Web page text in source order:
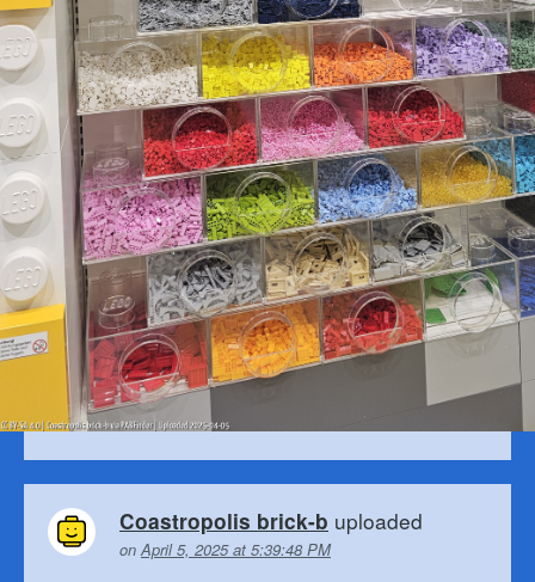
Coastropolis brick-b uploaded
on April 5, 2025 at 5:39:48 PM